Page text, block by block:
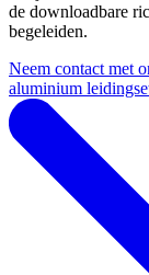
de downloadbare
begeleiden.
Neem contact met
aluminium